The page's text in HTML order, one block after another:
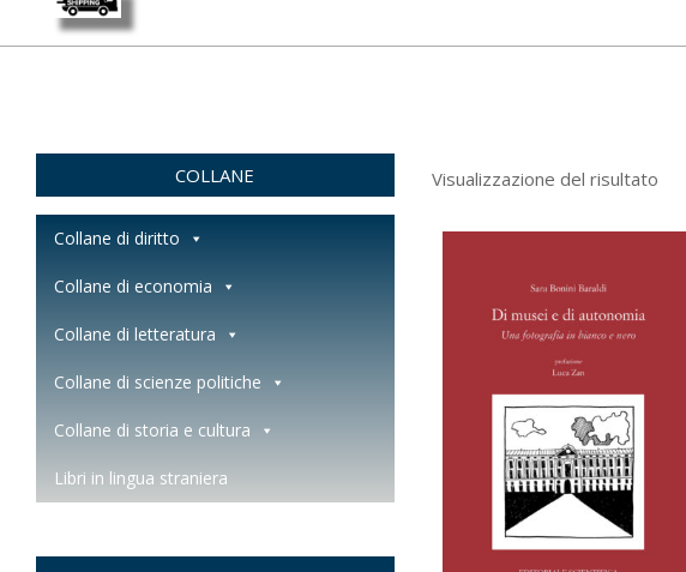
Visualizzazione del risultato
COLLANE
Collane di diritto
Collane di economia
Collane di letteratura
Collane di scienze politiche
Collane di storia e cultura
Libri in lingua straniera